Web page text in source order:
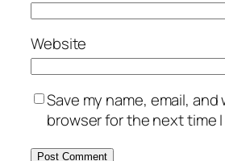
Website
Save my name, email,
browser for the next time